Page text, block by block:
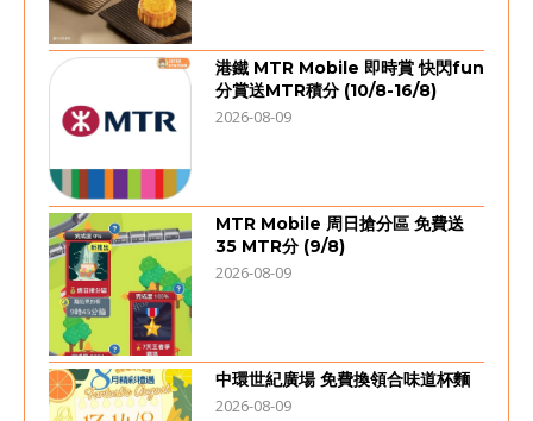
港鐵 MTR Mobile 即時賞 快閃fun
分賞送MTR積分 (10/8-16/8)
2026-08-09
MTR Mobile 周日搶分區 免費送
35 MTR分 (9/8)
2026-08-09
中環世紀廣場 免費換領合味道杯麵
2026-08-09